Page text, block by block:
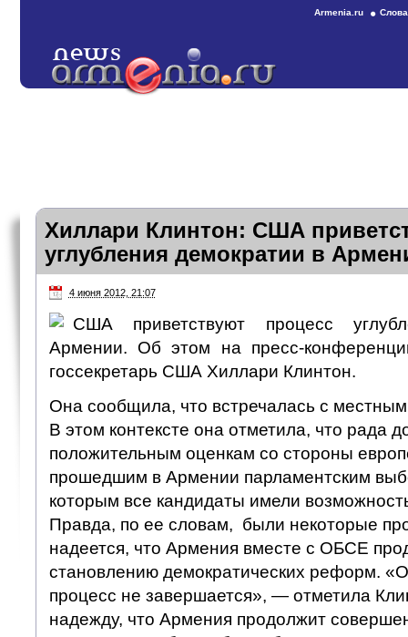
Armenia.ru
Хиллари Клинтон: США
углубления демократии в
4 июня 2012, 21:07
США приветствуют процесс
Армении. Об этом на пресс-
госсекретарь США Хиллари Клинтон.
Она сообщила, что встречалась с
В этом контексте она отметила, что рада
положительным оценкам со стороны
прошедшим в Армении парламентским
которым все кандидаты имели
Правда, по ее словам, были некоторые
надеется, что Армения вместе с ОБСЕ
становлению демократических реформ.
процесс не завершается», — отметила
надежду, что Армения продолжит